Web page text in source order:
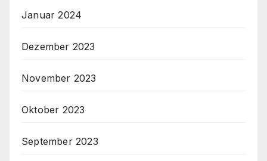
Januar 2024
Dezember 2023
November 2023
Oktober 2023
September 2023